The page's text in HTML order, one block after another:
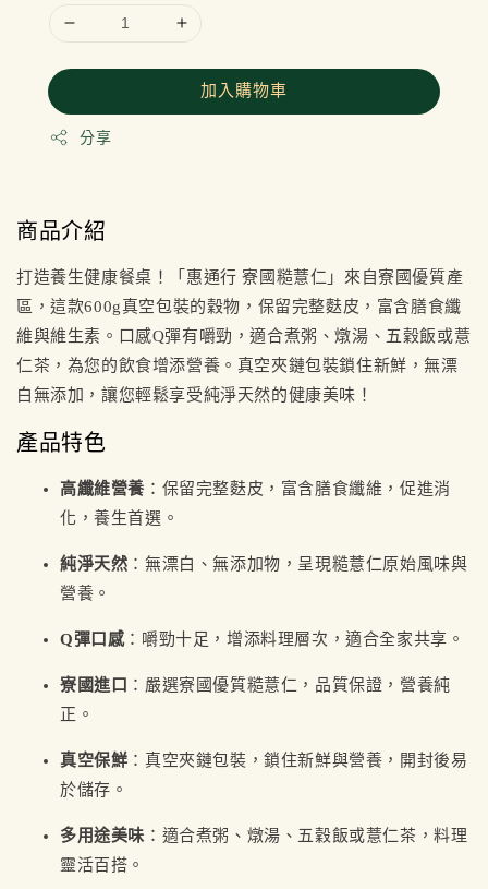
加入購物車
分享
商品介紹
打造養生健康餐桌！「惠通行 寮國糙薏仁」來自寮國優質產
區，這款600g真空包裝的穀物，保留完整麩皮，富含膳食纖
維與維生素。口感Q彈有嚼勁，適合煮粥、燉湯、五穀飯或薏
仁茶，為您的飲食增添營養。真空夾鏈包裝鎖住新鮮，無漂
白無添加，讓您輕鬆享受純淨天然的健康美味！
產品特色
高纖維營養 ：保留完整麩皮，富含膳食纖維，促進消
化，養生首選。
純淨天然 ：無漂白、無添加物，呈現糙薏仁原始風味與
營養。
Q彈口感：嚼勁十足，增添料理層次，適合全家共享。
寮國進口 ：嚴選寮國優質糙薏仁，品質保證，營養純
正。
真空保鮮 ：真空夾鏈包裝，鎖住新鮮與營養，開封後易
於儲存。
多用途美味 ：適合煮粥、燉湯、五穀飯或薏仁茶，料理
靈活百搭。